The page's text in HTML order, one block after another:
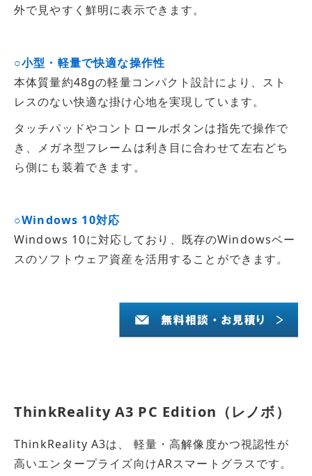
外で見やすく鮮明に表示できます。
○小型・軽量で快適な操作性
本体質量約48gの軽量コンパクト設計により、スト
レスのない快適な掛け心地を実現しています。
タッチパッドやコントロールボタンは指先で操作で
き、メガネ型フレームは利き目に合わせて左右どち
ら側にも装着できます。
○Windows 10対応
Windows 10に対応しており、既存のWindowsベー
スのソフトウェア資産を活用することができます。
ThinkReality A3 PC Edition（レノボ）
ThinkReality A3は、 軽量・高解像度かつ視認性が
高いエンタープライズ向けARスマートグラスです。